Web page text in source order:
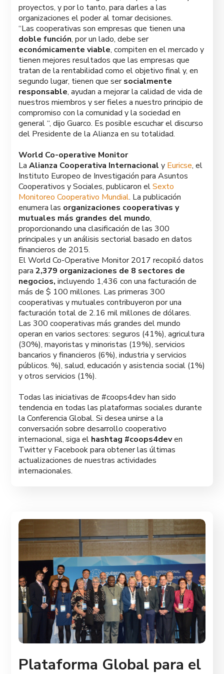
proyectos, y por lo tanto, para darles a las
organizaciones el poder al tomar decisiones.
“Las cooperativas son empresas que tienen una
doble función, por un lado, debe ser
económicamente viable, compiten en el mercado y
tienen mejores resultados que las empresas que
tratan de la rentabilidad como el objetivo final y, en
segundo lugar, tienen que sersocialmente
responsable, ayudan a mejorar la calidad de vida de
nuestros miembros y ser fieles a nuestro principio de
compromiso con la comunidad y la sociedad en
general “, dijo Guarco. Es posible escuchar el discurso
del Presidente de la Alianza en su totalidad.
World Co-operative Monitor
LaAlianza Cooperativa Internacional y Euricse, el
Instituto Europeo de Investigación para Asuntos
Cooperativos y Sociales, publicaron elSexto
Monitoreo Cooperativo Mundial. La publicación
enumera las organizaciones cooperativas y
mutuales más grandes del mundo,
proporcionando una clasificación de las 300
principales y un análisis sectorial basado en datos
financieros de 2015.
El World Co-Operative Monitor 2017 recopiló datos
para 2,379 organizaciones de 8 sectores de
negocios, incluyendo 1,436 con una facturación de
más de $ 100 millones. Las primeras 300
cooperativas y mutuales contribuyeron por una
facturación total de 2.16 mil millones de dólares.
Las 300 cooperativas más grandes del mundo
operan en varios sectores: seguros (41%), agricultura
(30%), mayoristas y minoristas (19%), servicios
bancarios y financieros (6%), industria y servicios
públicos. %), salud, educación y asistencia social (1%)
y otros servicios (1%).
Todas las iniciativas de #coops4dev han sido
tendencia en todas las plataformas sociales durante
la Conferencia Global. Si desea unirse a la
conversación sobre desarrollo cooperativo
internacional, siga el hashtag #coops4deven
Twitter y Facebook para obtener las últimas
actualizaciones de nuestras actividades
internacionales.
Plataforma Global para el